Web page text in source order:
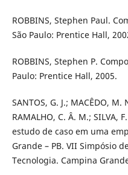
ROBBINS, Stephen Paul.
São Paulo: Prentice Hall,
ROBBINS, Stephen P.
Paulo: Prentice Hall, 2005.
SANTOS, G. J.; MACÊDO, M.
RAMALHO, C. Â. M.; SILVA,
estudo de caso em uma
Grande – PB. VII Simpósio
Tecnologia. Campina